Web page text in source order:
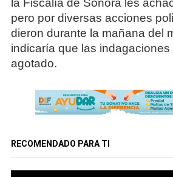
la Fiscalía de Sonora les
pero por diversas acciones
dieron durante la mañana del
indicaría que las indagaciones
agotado.
RECOMENDADO PARA TI